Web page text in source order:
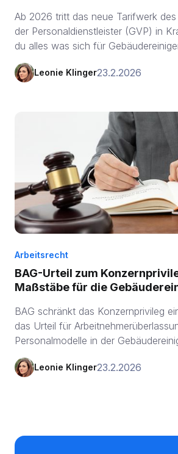
Ab 2026 tritt das neue Tarifwerk
der Personaldienstleister (GVP) in
du alles was sich für
Leonie Klinger23.2.2026
Arbeitsrecht
BAG-Urteil zum
Maßstäbe für die
BAG schränkt das Konzernprivileg
das Urteil für
Personalmodelle in der
Leonie Klinger23.2.2026